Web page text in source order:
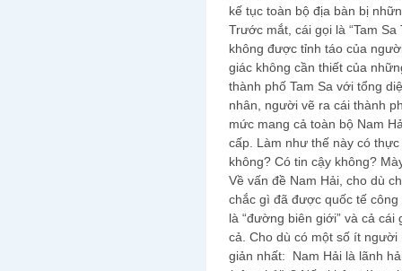
kế tục toàn bộ địa bàn bị
Trước mắt, cái gọi là “Tam
không được tỉnh táo của
giác không cần thiết của
thành phố Tam Sa với tổng
nhân, người vẽ ra cái thành
mức mang cả toàn bộ Nam
cấp. Làm như thế này có
không? Có tin cậy không?
Về vấn đề Nam Hải, cho dù
chắc gì đã được quốc tế
là “đường biên giới” và cả cái
cả. Cho dù có một số ít
giản nhất: Nam Hải là lãnh